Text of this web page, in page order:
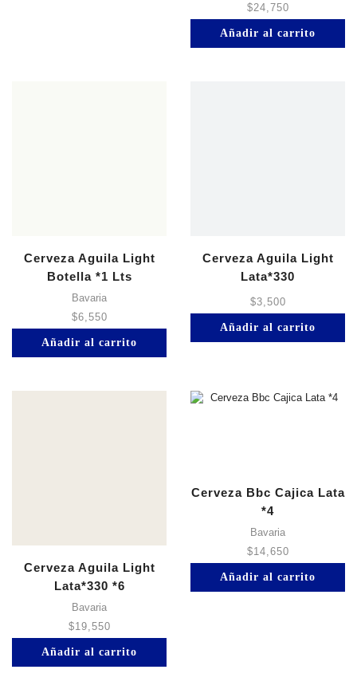
$24,750
Añadir al carrito
Cerveza Aguila Light
Botella *1 Lts
Bavaria
$6,550
Añadir al carrito
Cerveza Aguila Light
Lata*330
$3,500
Añadir al carrito
Cerveza Aguila Light
Lata*330 *6
Bavaria
$19,550
Añadir al carrito
Cerveza Bbc Cajica Lata
*4
Bavaria
$14,650
Añadir al carrito